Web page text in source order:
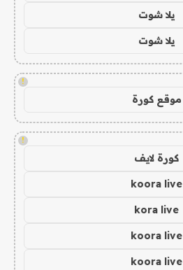
يلا شوت
يلا شوت
!
موقع كورة
!
كورة لايف
koora live
kora live
koora live
koora live